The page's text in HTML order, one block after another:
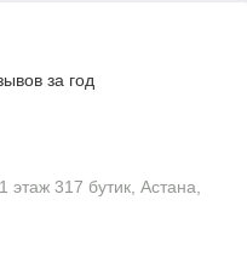
за год
317 бутик, Астана,